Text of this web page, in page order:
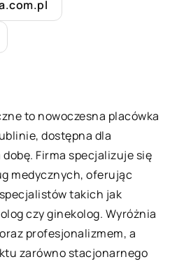
to nowoczesna placówka
dostępna dla
Firma specjalizuje się
medycznych, oferując
takich jak
czy ginekolog. Wyróżnia
profesjonalizmem, a
zarówno stacjonarnego